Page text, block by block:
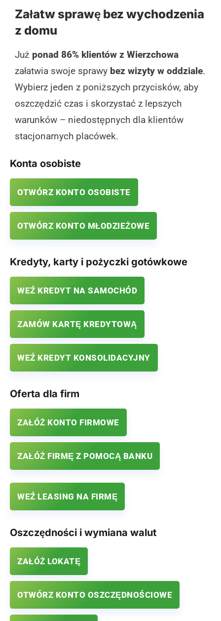
Załatw sprawę bez wychodzenia
z domu
Już ponad 86% klientów z Wierzchowa
załatwia swoje sprawy bez wizyty w oddziale.
Wybierz jeden z poniższych przycisków, aby
oszczędzić czas i skorzystać z lepszych
warunków – niedostępnych dla klientów
stacjonarnych placówek.
Konta osobiste
OTWÓRZ KONTO OSOBISTE
OTWÓRZ KONTO MŁODZIEŻOWE
Kredyty, karty i pożyczki gotówkowe
WEŹ KREDYT NA SAMOCHÓD
ZAMÓW KARTĘ KREDYTOWĄ
WEŹ KREDYT KONSOLIDACYJNY
Oferta dla firm
ZAŁÓŻ KONTO FIRMOWE
ZAŁÓŻ FIRMĘ Z POMOCĄ BANKU
WEŹ LEASING NA FIRMĘ
Oszczędności i wymiana walut
ZAŁÓŻ LOKATĘ
OTWÓRZ KONTO OSZCZĘDNOŚCIOWE